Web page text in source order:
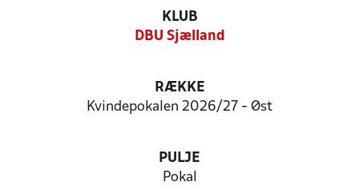
KLUB
DBU Sjælland
RÆKKE
Kvindepokalen 2026/27 - Øst
PULJE
Pokal